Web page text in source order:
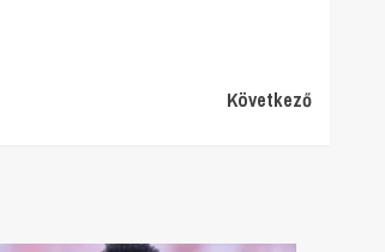
Következő